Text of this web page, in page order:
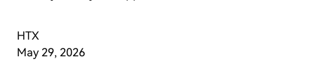
HTX
May 29, 2026